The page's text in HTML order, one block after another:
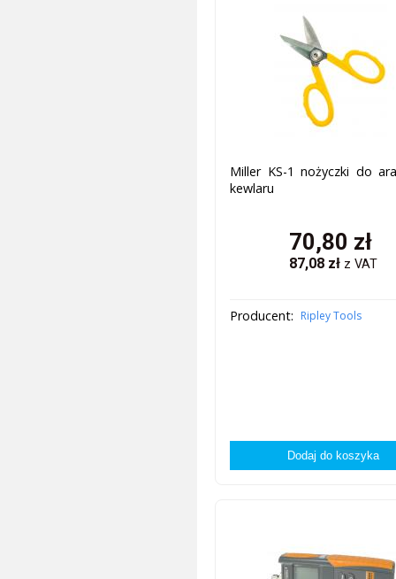
Miller KS-1 nożyczki do
kewlaru
70,80 zł
87,08 zł z VAT
Producent: Ripley Tools